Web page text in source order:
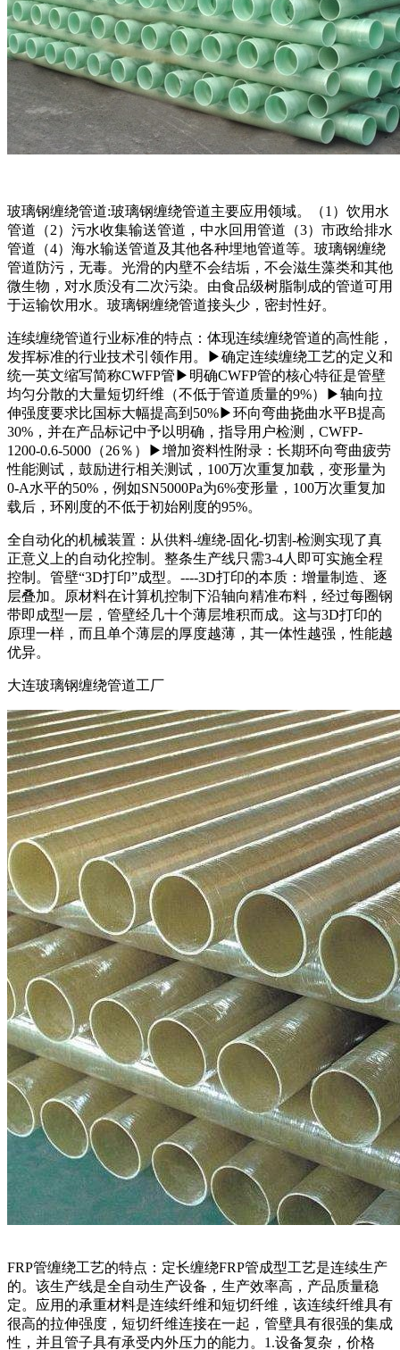
玻璃钢缠绕管道:玻璃钢缠绕管道主要应用领域。（1）饮用水
管道（2）污水收集输送管道，中水回用管道（3）市政给排水
管道（4）海水输送管道及其他各种埋地管道等。玻璃钢缠绕
管道防污，无毒。光滑的内壁不会结垢，不会滋生藻类和其他
微生物，对水质没有二次污染。由食品级树脂制成的管道可用
于运输饮用水。玻璃钢缠绕管道接头少，密封性好。
连续缠绕管道行业标准的特点：体现连续缠绕管道的高性能，
发挥标准的行业技术引领作用。▶确定连续缠绕工艺的定义和
统一英文缩写简称CWFP管▶明确CWFP管的核心特征是管壁
均匀分散的大量短切纤维（不低于管道质量的9%）▶轴向拉
伸强度要求比国标大幅提高到50%▶环向弯曲挠曲水平B提高
30%，并在产品标记中予以明确，指导用户检测，CWFP-
1200-0.6-5000（26％）▶增加资料性附录：长期环向弯曲疲劳
性能测试，鼓励进行相关测试，100万次重复加载，变形量为
0-A水平的50%，例如SN5000Pa为6%变形量，100万次重复加
载后，环刚度的不低于初始刚度的95%。
全自动化的机械装置：从供料-缠绕-固化-切割-检测实现了真
正意义上的自动化控制。整条生产线只需3-4人即可实施全程
控制。管壁“3D打印”成型。----3D打印的本质：增量制造、逐
层叠加。原材料在计算机控制下沿轴向精准布料，经过每圈钢
带即成型一层，管壁经几十个薄层堆积而成。这与3D打印的
原理一样，而且单个薄层的厚度越薄，其一体性越强，性能越
优异。
大连玻璃钢缠绕管道工厂
FRP管缠绕工艺的特点：定长缠绕FRP管成型工艺是连续生产
的。该生产线是全自动生产设备，生产效率高，产品质量稳
定。应用的承重材料是连续纤维和短切纤维，该连续纤维具有
很高的拉伸强度，短切纤维连接在一起，管壁具有很强的集成
性，并且管子具有承受内外压力的能力。1.设备复杂，价格